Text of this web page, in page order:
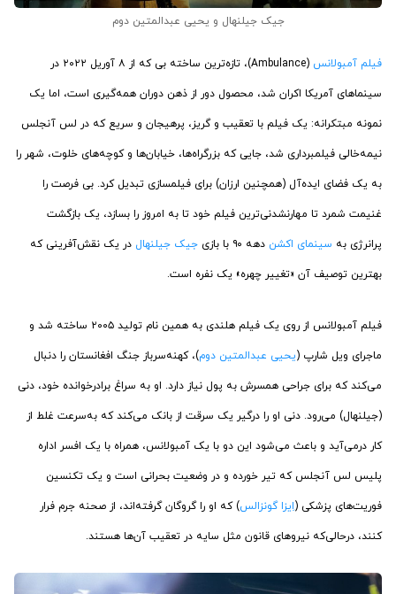
جیک جیلنهال و یحیی عبدالمتین دوم
فیلم آمبولانس (Ambulance)، تازه‌ترین ساخته بی که از ۸ آوریل ۲۰۲۲ در
سینماهای آمریکا اکران شد، محصول دور از ذهن دوران همه‌گیری است، اما یک
نمونه مبتکرانه: یک فیلم با تعقیب و گریز، پرهیجان و سریع که در لس آنجلس
نیمه‌خالی فیلمبرداری شد، جایی که بزرگراه‌ها، خیابان‌ها و کوچه‌های خلوت، شهر را
به یک فضای ایده‌آل (همچنین ارزان‌) برای فیلمسازی تبدیل کرد. بی فرصت را
غنیمت شمرد تا مهارنشدنی‌ترین فیلم خود تا به امروز را بسازد، یک بازگشت
پرانرژی به سینمای اکشن دهه ۹۰ با بازی جیک جیلنهال در یک نقش‌آفرینی که
بهترین توصیف آن «تغییر چهره» یک نفره است.
فیلم آمبولانس از روی یک فیلم هلندی به همین نام تولید ۲۰۰۵ ساخته شد و
ماجرای ویل شارپ (یحیی عبدالمتین دوم)، کهنه‌سرباز جنگ افغانستان را دنبال
می‌کند که برای جراحی همسرش به پول نیاز دارد. او به سراغ برادرخوانده‌ خود، دنی
(جیلنهال) می‌رود. دنی او را درگیر یک سرقت از بانک می‌کند که به‌سرعت غلط از
کار درمی‌آید و باعث می‌شود این دو با یک آمبولانس، همراه با یک افسر اداره
پلیس لس آنجلس که تیر خورده و در وضعیت بحرانی است و یک تکنسین
فوریت‌های پزشکی (اِیزا گونزالس) که او را گروگان گرفته‌اند، از صحنه جرم فرار
کنند، درحالی‌که نیروهای قانون مثل سایه در تعقیب آن‌ها هستند.